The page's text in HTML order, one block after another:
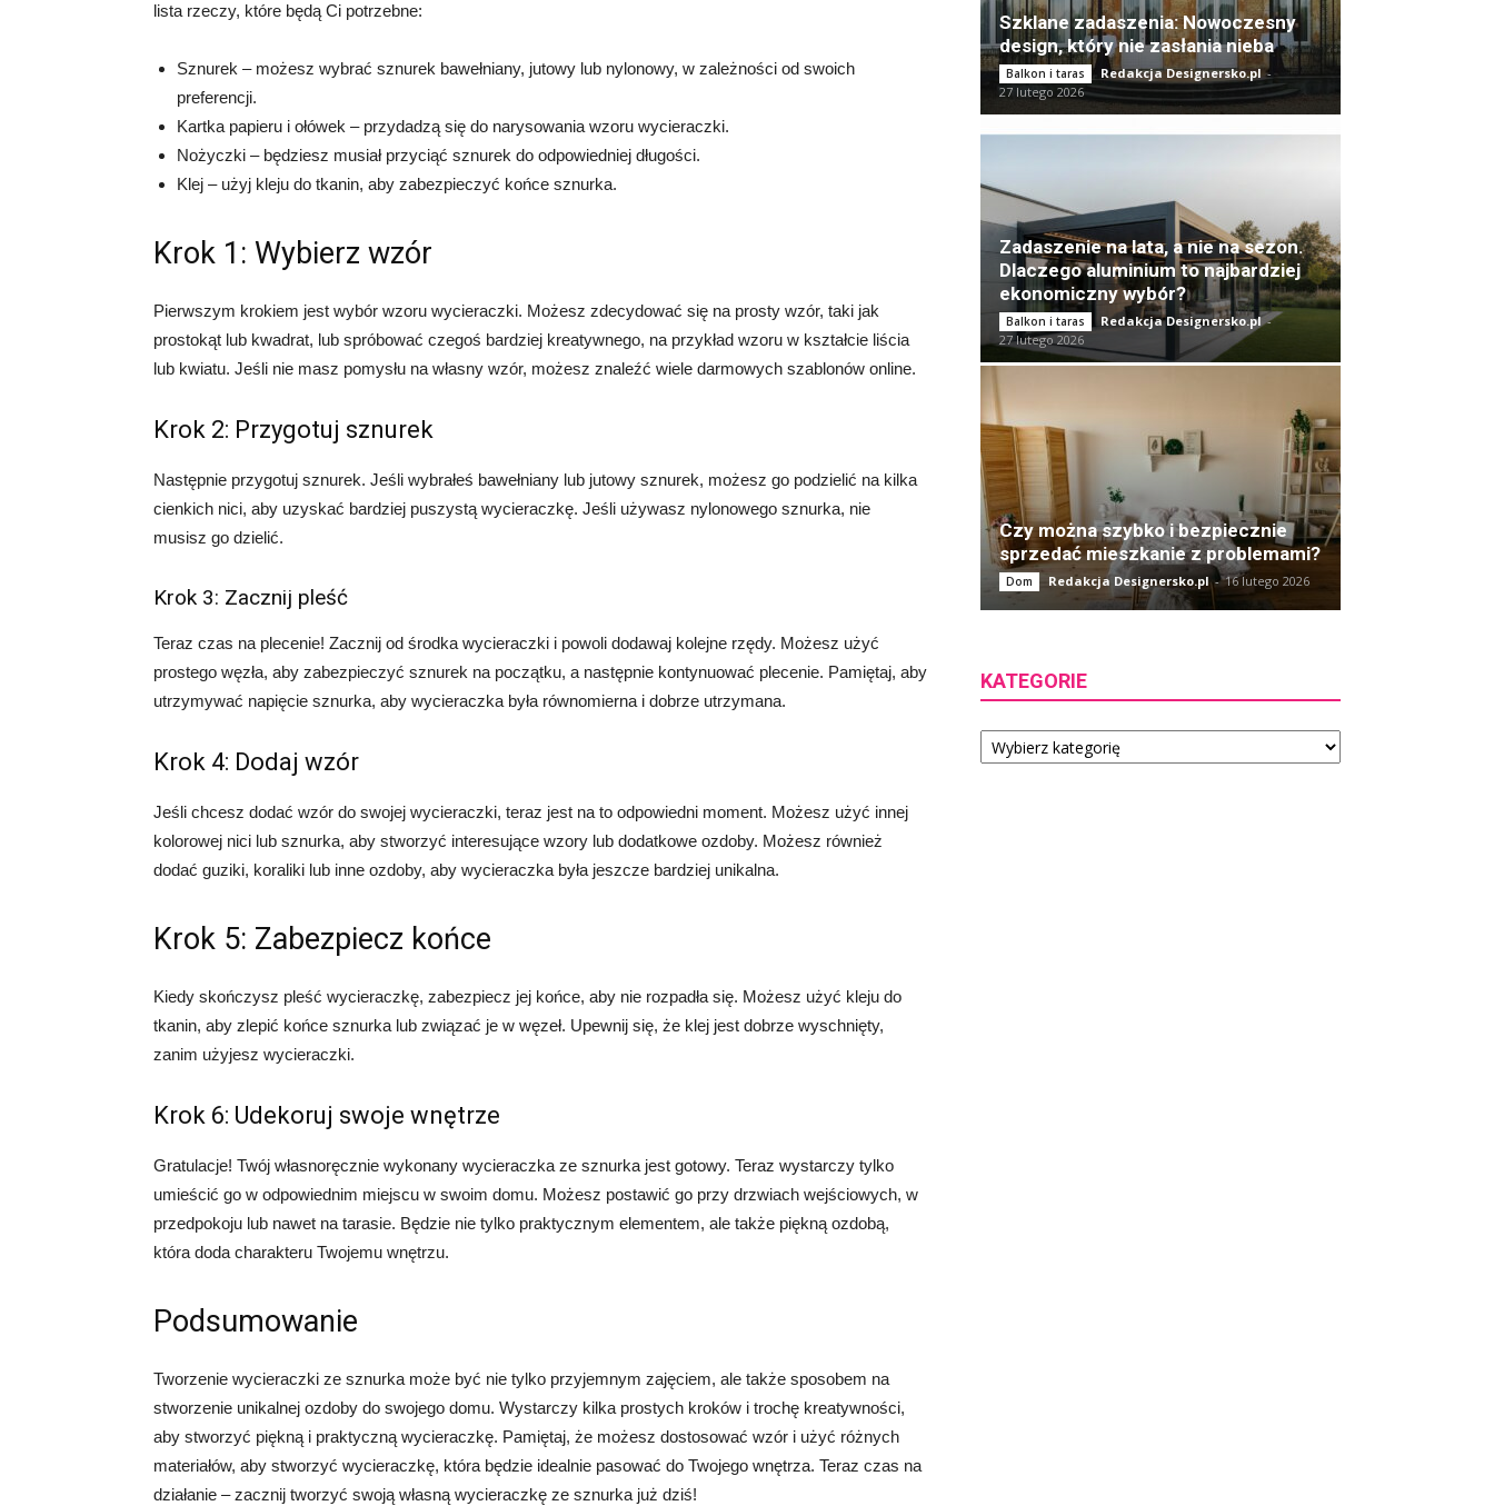
lista rzeczy, które będą Ci potrzebne:
Sznurek – możesz wybrać sznurek bawełniany, jutowy lub nylonowy, w zależności od swoich
preferencji.
Kartka papieru i ołówek – przydadzą się do narysowania wzoru wycieraczki.
Nożyczki – będziesz musiał przyciąć sznurek do odpowiedniej długości.
Klej – użyj kleju do tkanin, aby zabezpieczyć końce sznurka.
Krok 1: Wybierz wzór
Pierwszym krokiem jest wybór wzoru wycieraczki. Możesz zdecydować się na prosty wzór, taki jak
prostokąt lub kwadrat, lub spróbować czegoś bardziej kreatywnego, na przykład wzoru w kształcie liścia
lub kwiatu. Jeśli nie masz pomysłu na własny wzór, możesz znaleźć wiele darmowych szablonów online.
Krok 2: Przygotuj sznurek
Następnie przygotuj sznurek. Jeśli wybrałeś bawełniany lub jutowy sznurek, możesz go podzielić na kilka
cienkich nici, aby uzyskać bardziej puszystą wycieraczkę. Jeśli używasz nylonowego sznurka, nie
musisz go dzielić.
Krok 3: Zacznij pleść
Teraz czas na plecenie! Zacznij od środka wycieraczki i powoli dodawaj kolejne rzędy. Możesz użyć
prostego węzła, aby zabezpieczyć sznurek na początku, a następnie kontynuować plecenie. Pamiętaj, aby
utrzymywać napięcie sznurka, aby wycieraczka była równomierna i dobrze utrzymana.
Krok 4: Dodaj wzór
Jeśli chcesz dodać wzór do swojej wycieraczki, teraz jest na to odpowiedni moment. Możesz użyć innej
kolorowej nici lub sznurka, aby stworzyć interesujące wzory lub dodatkowe ozdoby. Możesz również
dodać guziki, koraliki lub inne ozdoby, aby wycieraczka była jeszcze bardziej unikalna.
Krok 5: Zabezpiecz końce
Kiedy skończysz pleść wycieraczkę, zabezpiecz jej końce, aby nie rozpadła się. Możesz użyć kleju do
tkanin, aby zlepić końce sznurka lub związać je w węzeł. Upewnij się, że klej jest dobrze wyschnięty,
zanim użyjesz wycieraczki.
Krok 6: Udekoruj swoje wnętrze
Gratulacje! Twój własnoręcznie wykonany wycieraczka ze sznurka jest gotowy. Teraz wystarczy tylko
umieścić go w odpowiednim miejscu w swoim domu. Możesz postawić go przy drzwiach wejściowych, w
przedpokoju lub nawet na tarasie. Będzie nie tylko praktycznym elementem, ale także piękną ozdobą,
która doda charakteru Twojemu wnętrzu.
Podsumowanie
Tworzenie wycieraczki ze sznurka może być nie tylko przyjemnym zajęciem, ale także sposobem na
stworzenie unikalnej ozdoby do swojego domu. Wystarczy kilka prostych kroków i trochę kreatywności,
aby stworzyć piękną i praktyczną wycieraczkę. Pamiętaj, że możesz dostosować wzór i użyć różnych
materiałów, aby stworzyć wycieraczkę, która będzie idealnie pasować do Twojego wnętrza. Teraz czas na
działanie – zacznij tworzyć swoją własną wycieraczkę ze sznurka już dziś!
Szklane zadaszenia: Nowoczesny
design, który nie zasłania nieba
Balkon i taras Redakcja Designersko.pl -
27 lutego 2026
Zadaszenie na lata, a nie na sezon.
Dlaczego aluminium to najbardziej
ekonomiczny wybór?
Balkon i taras Redakcja Designersko.pl -
27 lutego 2026
Czy można szybko i bezpiecznie
sprzedać mieszkanie z problemami?
Dom Redakcja Designersko.pl - 16 lutego 2026
KATEGORIE
Kategorie